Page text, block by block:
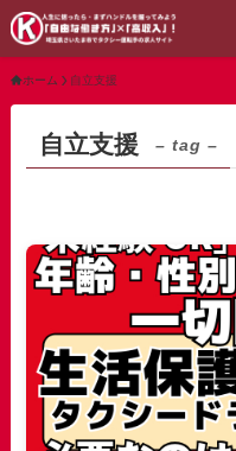
ホーム 自立支援
自立支援 – tag –